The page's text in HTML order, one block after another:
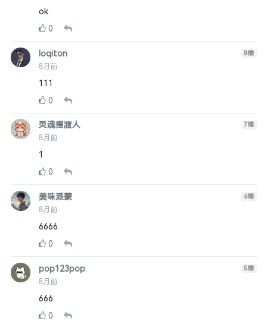
ok
0
loqiton
8月前
8楼
111
0
灵魂摆渡人
8月前
7楼
1
0
美味派蒙
8月前
6楼
6666
0
pop123pop
8月前
5楼
666
0